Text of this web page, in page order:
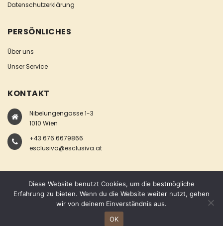
Datenschutzerklärung
PERSÖNLICHES
Über uns
Unser Service
KONTAKT
Nibelungengasse 1-3
1010 Wien
+43 676 6679866
esclusiva@esclusiva.at
COPYRIGHT © ESCLUSIVA
Diese Website benutzt Cookies, um die bestmögliche
Erfahrung zu bieten. Wenn du die Website weiter nutzt, gehen
wir von deinem Einverständnis aus.
OK